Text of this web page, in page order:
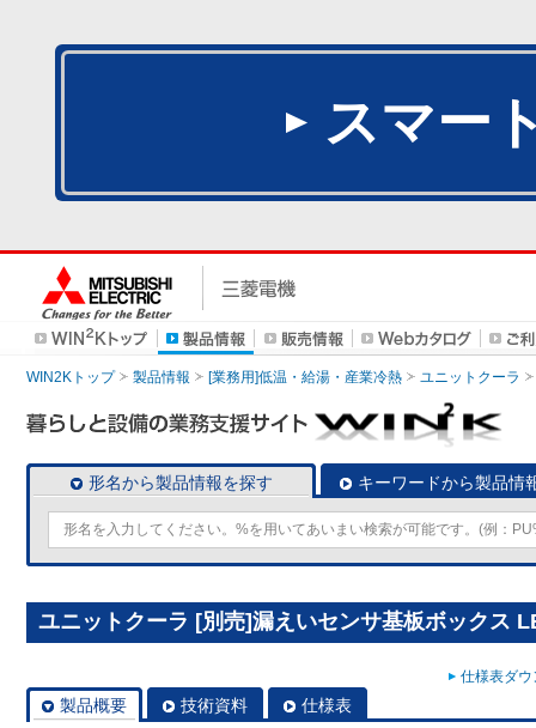
スマー
WIN2Kトップ 製品情報 [業務用]低温・給湯・産業冷熱 ユニットクーラ
形名から製品情報を探す キーワードから製品情
ユニットクーラ [別売]漏えいセンサ基板ボックス
仕様表ダ
製品概要 技術資料 仕様表